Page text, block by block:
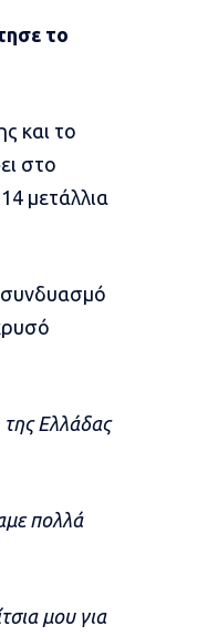
το
και το
στο
μετάλλια
συνδυασμό
Ελλάδας
πολλά
μου για